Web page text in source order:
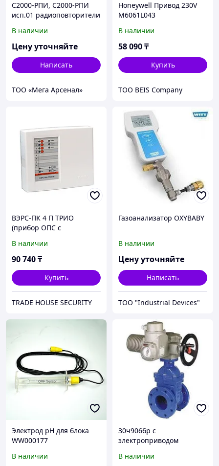
С2000-РПИ, С2000-РПИ
исп.01 радиоповторители
В наличии
Цену уточняйте
Написать
ТОО «Мега Арсенал»
Honeywell Привод 230V
M6061L043
В наличии
58 090₸
Купить
ТОО BEIS Company
ВЭРС-ПК 4 П ТРИО
(прибор ОПС с
В наличии
90 740₸
Купить
TRADE HOUSE SECURITY
Газоанализатор OXYBABY
В наличии
Цену уточняйте
Написать
ТОО "Industrial Devices"
Электрод рН для блока
WW000177
В наличии
30ч906бр с
электроприводом
В наличии